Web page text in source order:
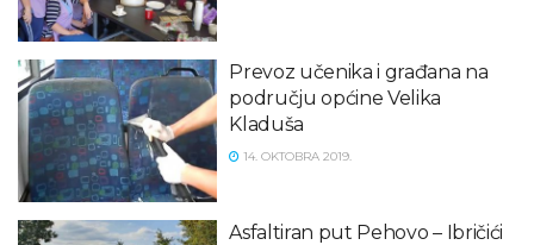
Prevoz učenika i građana na
području općine Velika
Kladuša
14. OKTOBRA 2019.
Asfaltiran put Pehovo – Ibričići